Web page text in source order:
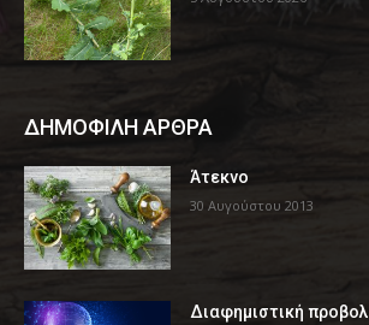
ΔΗΜΟΦΙΛΗ ΑΡΘΡΑ
Άτεκνο
30 Αυγούστου 2013
Διαφημιστική